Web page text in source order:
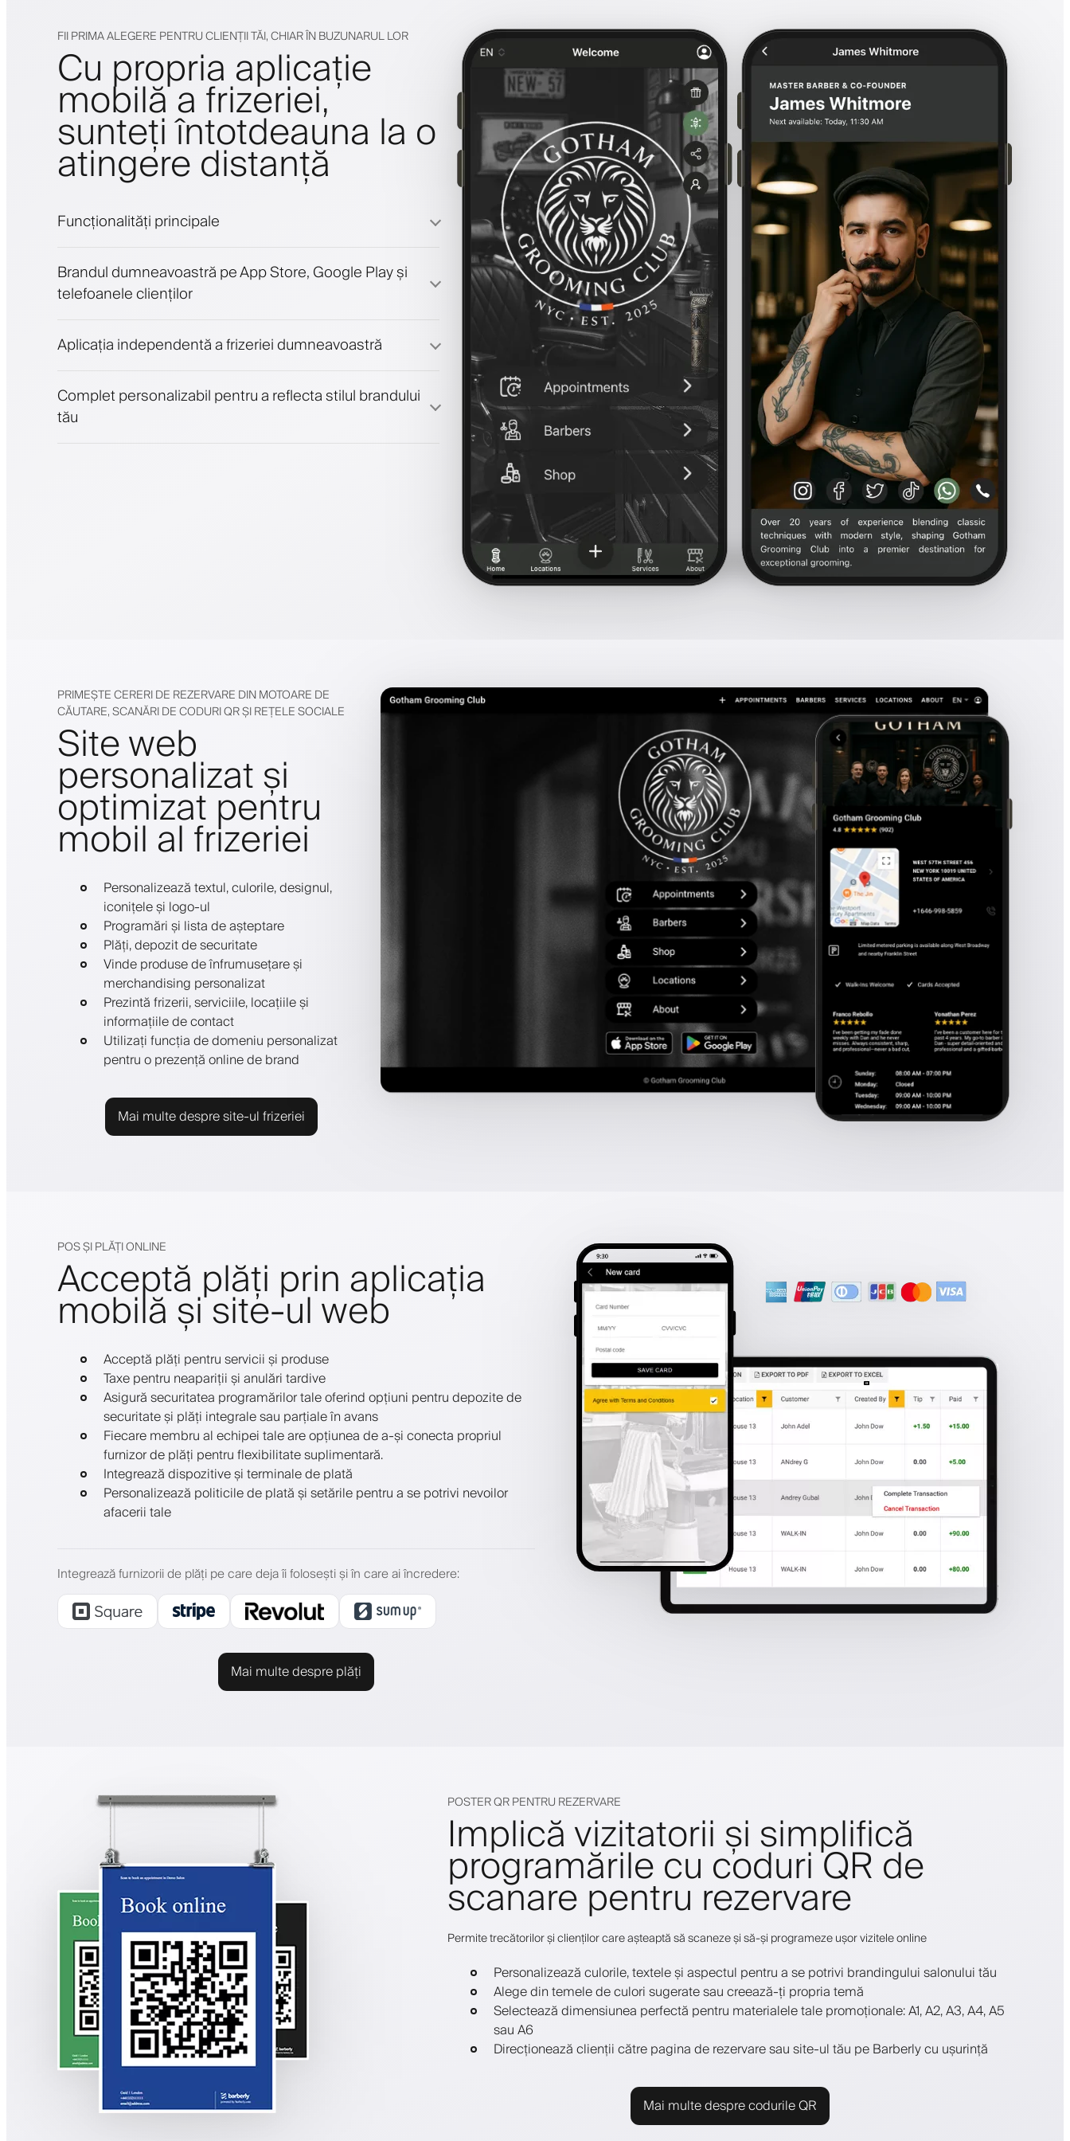
FII PRIMA ALEGERE PENTRU CLIENȚII TĂI, CHIAR ÎN BUZUNARUL LOR
Cu propria aplicație
mobilă a frizeriei,
sunteți întotdeauna la o
atingere distanță
Funcționalități principale
Plăți, depozit de securitate
Vinde produse de înfrumusețare
Brandul dumneavoastră pe App Store, Google Play și
telefoanele clienților
Aplicația independentă a frizeriei dumneavoastră
Complet personalizabil pentru a reflecta stilul brandului
tău
PRIMEȘTE CERERI DE REZERVARE DIN MOTOARE DE
CĂUTARE, SCANĂRI DE CODURI QR ȘI REȚELE SOCIALE
Site web
personalizat și
optimizat pentru
mobil al frizeriei
Personalizează textul, culorile, designul,
iconițele și logo-ul
Programări și lista de așteptare
Plăți, depozit de securitate
Vinde produse de înfrumusețare și
merchandising personalizat
Prezintă frizerii, serviciile, locațiile și
informațiile de contact
Utilizați funcția de domeniu personalizat
pentru o prezență online de brand
Mai multe despre site-ul frizeriei
POS ȘI PLĂȚI ONLINE
Acceptă plăți prin aplicația
mobilă și site-ul web
Acceptă plăți pentru servicii și produse
Taxe pentru neapariții și anulări tardive
Asigură securitatea programărilor tale oferind opțiuni pentru depozite de
securitate și plăți integrale sau parțiale în avans
Fiecare membru al echipei tale are opțiunea de a-și conecta propriul
furnizor de plăți pentru flexibilitate suplimentară.
Integrează dispozitive și terminale de plată
Personalizează politicile de plată și setările pentru a se potrivi nevoilor
afacerii tale
Integrează furnizorii de plăți pe care deja îi folosești și în care ai încredere:
Mai multe despre plăți
POSTER QR PENTRU REZERVARE
Implică vizitatorii și simplifică
programările cu coduri QR de
scanare pentru rezervare
Permite trecătorilor și clienților care așteaptă să scaneze și să-și programeze ușor vizitele online
Personalizează culorile, textele și aspectul pentru a se potrivi brandingului salonului tău
Alege din temele de culori sugerate sau creează-ți propria temă
Selectează dimensiunea perfectă pentru materialele tale promoționale: A1, A2, A3, A4, A5
sau A6
Direcționează clienții către pagina de rezervare sau site-ul tău pe Barberly cu ușurință
Mai multe despre codurile QR